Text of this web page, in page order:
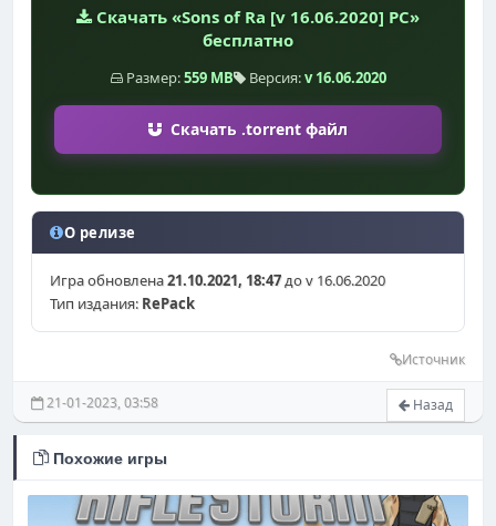
Скачать «Sons of Ra [v 16.06.2020] PC»
бесплатно
Размер:559 MB Версия:v 16.06.2020
Скачать .torrent файл
О релизе
Игра обновлена21.10.2021, 18:47до v 16.06.2020
Тип издания: RePack
Источник
Назад
21-01-2023, 03:58
Похожие игры